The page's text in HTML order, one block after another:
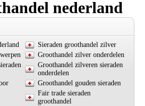
nederland
Sieraden groothandel zilver
Groothandel zilver onderdelen
Groothandel zilveren sieraden
onderdelen
Groothandel gouden sieraden
Fair trade sieraden
groothandel